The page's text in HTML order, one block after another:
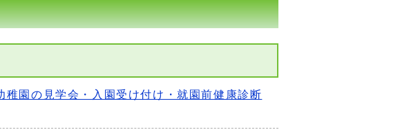
稚園の見学会・入園受け付け・就園前健康診断